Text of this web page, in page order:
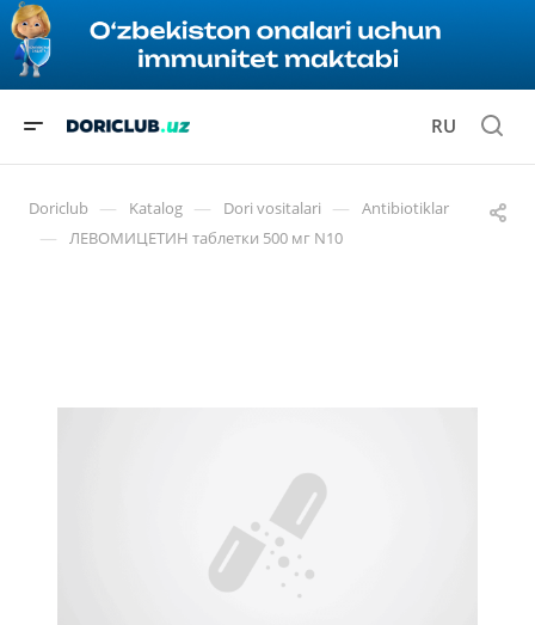
RU
Doriclub — Katalog — Dori vositalari — Antibiotiklar
— ЛЕВОМИЦЕТИН таблетки 500 мг N10